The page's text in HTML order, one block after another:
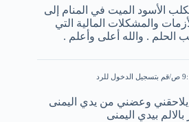
الأسود الميت في المنام إلى
والمشكلات المالية التي
الحلم . والله أعلى وأعلم .
قم بتسجيل الدخول للرد
وعضني من يدي اليمنى
بيدي اليمنى